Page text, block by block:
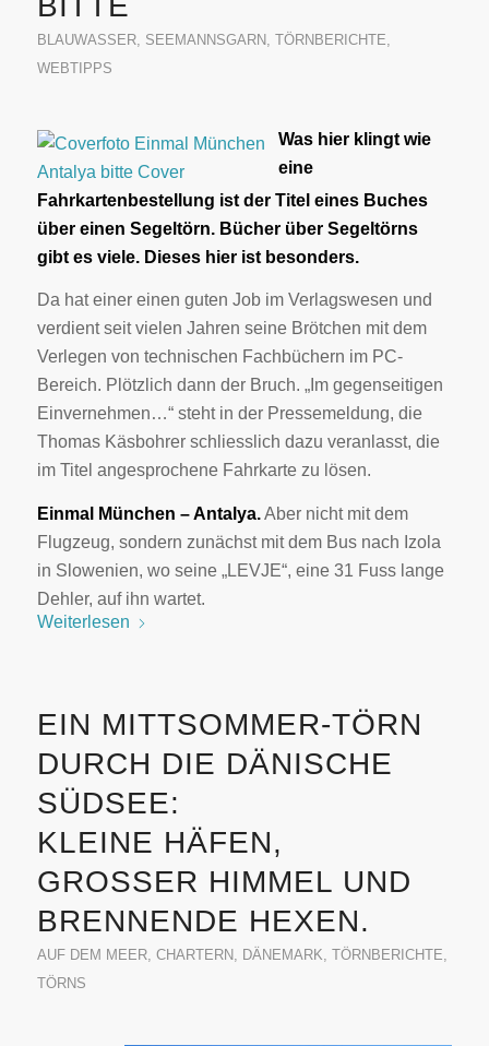
BLAUWASSER, SEEMANNSGARN, TÖRNBERICHTE,
WEBTIPPS
Was hier klingt wie
eine
Fahrkartenbestellung ist der Titel eines Buches
über einen Segeltörn. Bücher über Segeltörns
gibt es viele. Dieses hier ist besonders.
Da hat einer einen guten Job im Verlagswesen und
verdient seit vielen Jahren seine Brötchen mit dem
Verlegen von technischen Fachbüchern im PC-
Bereich. Plötzlich dann der Bruch. „Im gegenseitigen
Einvernehmen…“ steht in der Pressemeldung, die
Thomas Käsbohrer schliesslich dazu veranlasst, die
im Titel angesprochene Fahrkarte zu lösen.
Einmal München – Antalya.Aber nicht mit dem
Flugzeug, sondern zunächst mit dem Bus nach Izola
in Slowenien, wo seine „LEVJE“, eine 31 Fuss lange
Dehler, auf ihn wartet.
Weiterlesen
EIN MITTSOMMER-TÖRN
DURCH DIE DÄNISCHE
SÜDSEE:
KLEINE HÄFEN,
GROSSER HIMMEL UND
BRENNENDE HEXEN.
AUF DEM MEER, CHARTERN, DÄNEMARK, TÖRNBERICHTE,
TÖRNS